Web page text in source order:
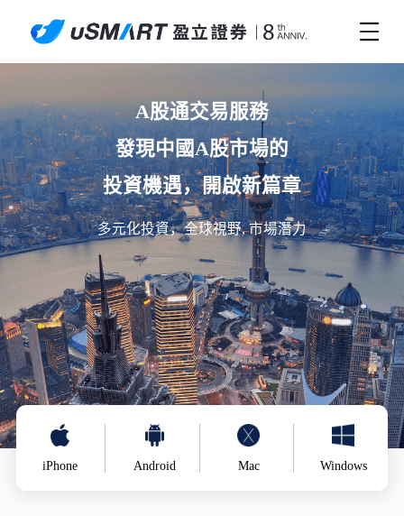
A股通交易服務
發現中國A股市場的
投資機遇，開啟新篇章
多元化投資，全球視野, 市場潛力
iPhone Android Mac Windows